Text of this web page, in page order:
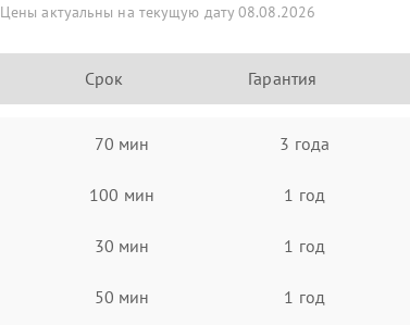
Цены актуальны на текущую дату 08.08.2026
Срок Гарантия
70 мин 3 года
100 мин 1 год
30 мин 1 год
50 мин 1 год